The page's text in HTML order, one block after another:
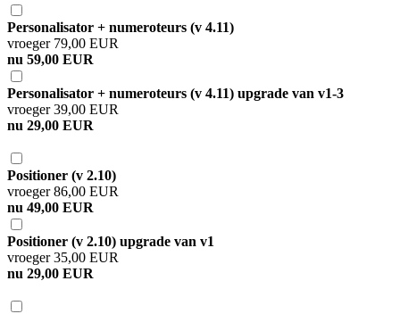
Personalisator + numeroteurs (v 4.11)
vroeger 79,00 EUR
nu 59,00 EUR
Personalisator + numeroteurs (v 4.11) upgrade van v1-3
vroeger 39,00 EUR
nu 29,00 EUR
Positioner (v 2.10)
vroeger 86,00 EUR
nu 49,00 EUR
Positioner (v 2.10) upgrade van v1
vroeger 35,00 EUR
nu 29,00 EUR